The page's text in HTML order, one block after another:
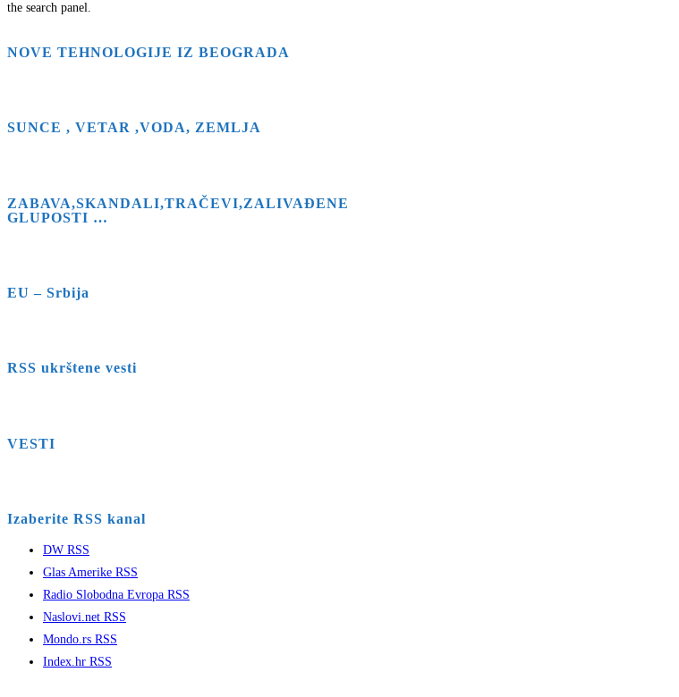
the search panel.
NOVE TEHNOLOGIJE IZ BEOGRADA
SUNCE , VETAR ,VODA, ZEMLJA
ZABAVA,SKANDALI,TRAČEVI,ZALIVAĐENE
GLUPOSTI …
EU – Srbija
RSS ukrštene vesti
VESTI
Izaberite RSS kanal
DW RSS
Glas Amerike RSS
Radio Slobodna Evropa RSS
Naslovi.net RSS
Mondo.rs RSS
Index.hr RSS